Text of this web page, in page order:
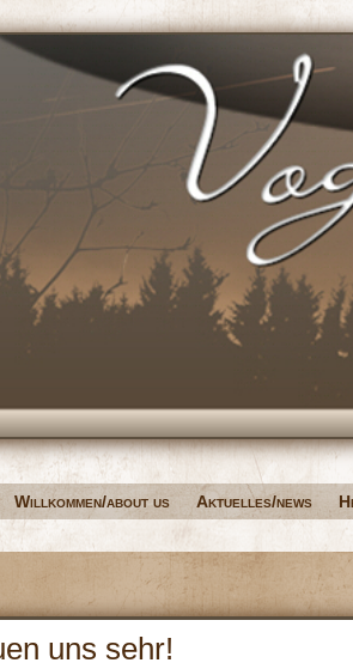
Willkommen/about us Aktuelles/news
uns sehr!